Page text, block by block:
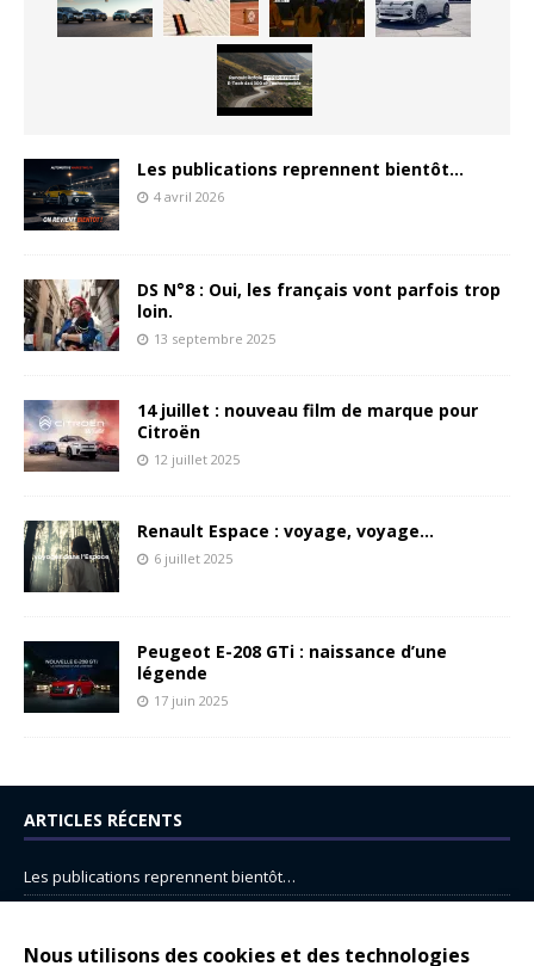
Nous utilisons des cookies et des technologies
Les publications reprennent bientôt…
4 avril 2026
DS N°8 : Oui, les français vont parfois trop
loin.
13 septembre 2025
14 juillet : nouveau film de marque pour
Citroën
12 juillet 2025
Renault Espace : voyage, voyage…
6 juillet 2025
Peugeot E-208 GTi : naissance d’une
légende
17 juin 2025
ARTICLES RÉCENTS
Les publications reprennent bientôt…
14 juillet : nouveau film de marque pour Citroën